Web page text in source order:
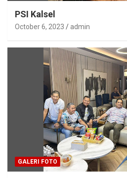
PSI Kalsel
October 6, 2023 admin
GALERI FOTO